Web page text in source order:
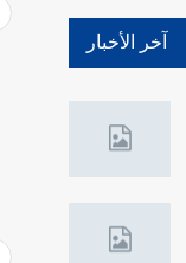
آخر الأخبار